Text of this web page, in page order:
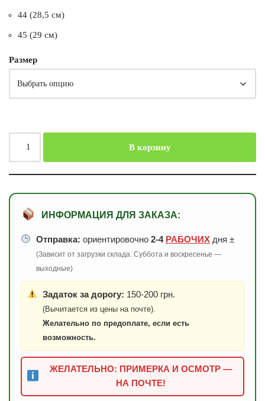
44 (28,5 см)
45 (29 см)
Размер
В корзину
ИНФОРМАЦИЯ ДЛЯ ЗАКАЗА:
Отправка: ориентировочно 2-4 РАБОЧИХдня ±
(Зависит от загрузки склада. Суббота и воскресенье —
выходные)
Задаток за дорогу: 150-200 грн.
(Вычитается из цены на почте).
Желательно по предоплате, если есть
возможность.
ЖЕЛАТЕЛЬНО: ПРИМЕРКА И ОСМОТР —
НА ПОЧТЕ!